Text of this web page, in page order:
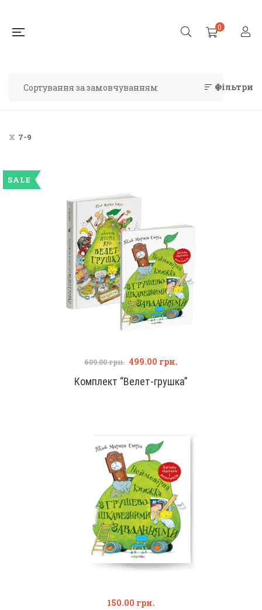
0
Фільтри
7-9
SALE
Комплект “Велет-грушка”
609.00грн. 499.00 грн.
150.00 грн.